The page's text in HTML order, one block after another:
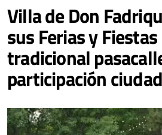
Villa de Don
sus Ferias y
tradicional
participación